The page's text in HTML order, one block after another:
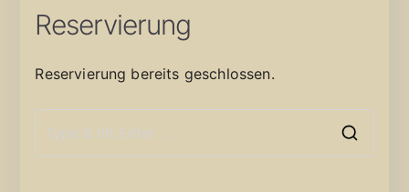
Reservierung
Reservierung bereits geschlossen.